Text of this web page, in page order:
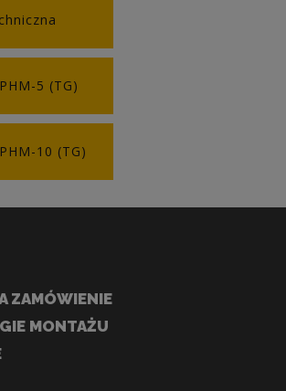
5 (TG)
10 (TG)
ZAMÓWIENIE
MONTAŻU